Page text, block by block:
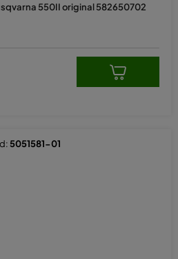
550II original 582650702
5051581-01